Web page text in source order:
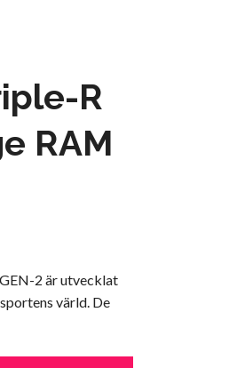
R
RAM
2 är utvecklat
värld. De